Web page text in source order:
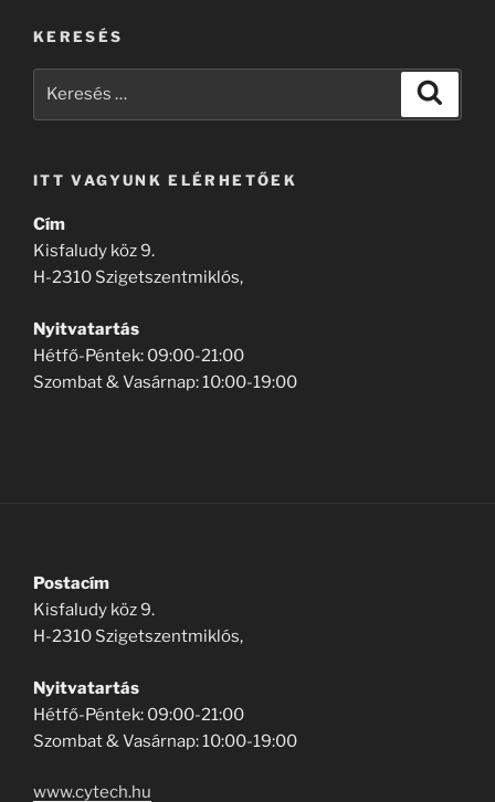
KERESÉS
ITT VAGYUNK ELÉRHETŐEK
Cím
Kisfaludy köz 9.
H-2310 Szigetszentmiklós,
Nyitvatartás
Hétfő-Péntek: 09:00-21:00
Szombat & Vasárnap: 10:00-19:00
Postacím
Kisfaludy köz 9.
H-2310 Szigetszentmiklós,
Nyitvatartás
Hétfő-Péntek: 09:00-21:00
Szombat & Vasárnap: 10:00-19:00
www.cytech.hu